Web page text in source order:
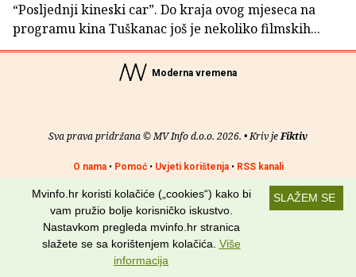
“Posljednji kineski car”. Do kraja ovog mjeseca na
programu kina Tuškanac još je nekoliko filmskih...
Moderna vremena
Sva prava pridržana © MV Info d.o.o. 2026. • Kriv jeFiktiv
O nama• Pomoć• Uvjeti korištenja• RSS kanali
Potraži nas na: SLAŽEM SE
Mvinfo.hr koristi kolačiće („cookies“) kako bi
vam pružio bolje korisničko iskustvo.
Nastavkom pregleda mvinfo.hr stranica
slažete se sa korištenjem kolačića. Više
informacija